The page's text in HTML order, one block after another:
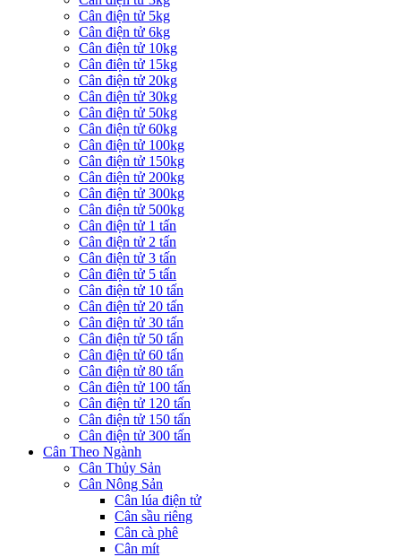
Cân điện tử 5kg
Cân điện tử 6kg
Cân điện tử 10kg
Cân điện tử 15kg
Cân điện tử 20kg
Cân điện tử 30kg
Cân điện tử 50kg
Cân điện tử 60kg
Cân điện tử 100kg
Cân điện tử 150kg
Cân điện tử 200kg
Cân điện tử 300kg
Cân điện tử 500kg
Cân điện tử 1 tấn
Cân điện tử 2 tấn
Cân điện tử 3 tấn
Cân điện tử 5 tấn
Cân điện tử 10 tấn
Cân điện tử 20 tấn
Cân điện tử 30 tấn
Cân điện tử 50 tấn
Cân điện tử 60 tấn
Cân điện tử 80 tấn
Cân điện tử 100 tấn
Cân điện tử 120 tấn
Cân điện tử 150 tấn
Cân điện tử 300 tấn
Cân Theo Ngành
Cân Thủy Sản
Cân Nông Sản
Cân lúa điện tử
Cân sầu riêng
Cân cà phê
Cân mít